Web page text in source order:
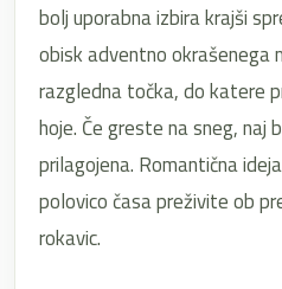
bolj uporabna izbira krajši
obisk adventno okrašenega
razgledna točka, do katere
hoje. Če greste na sneg, naj
prilagojena. Romantična
polovico časa preživite ob
rokavic.